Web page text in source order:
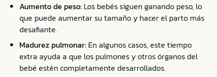
Aumento de peso: Los bebés siguen ganando peso, lo
que puede aumentar su tamaño y hacer el parto más
desafiante.
Madurez pulmonar: En algunos casos, este tiempo
extra ayuda a que los pulmones y otros órganos del
bebé estén completamente desarrollados.